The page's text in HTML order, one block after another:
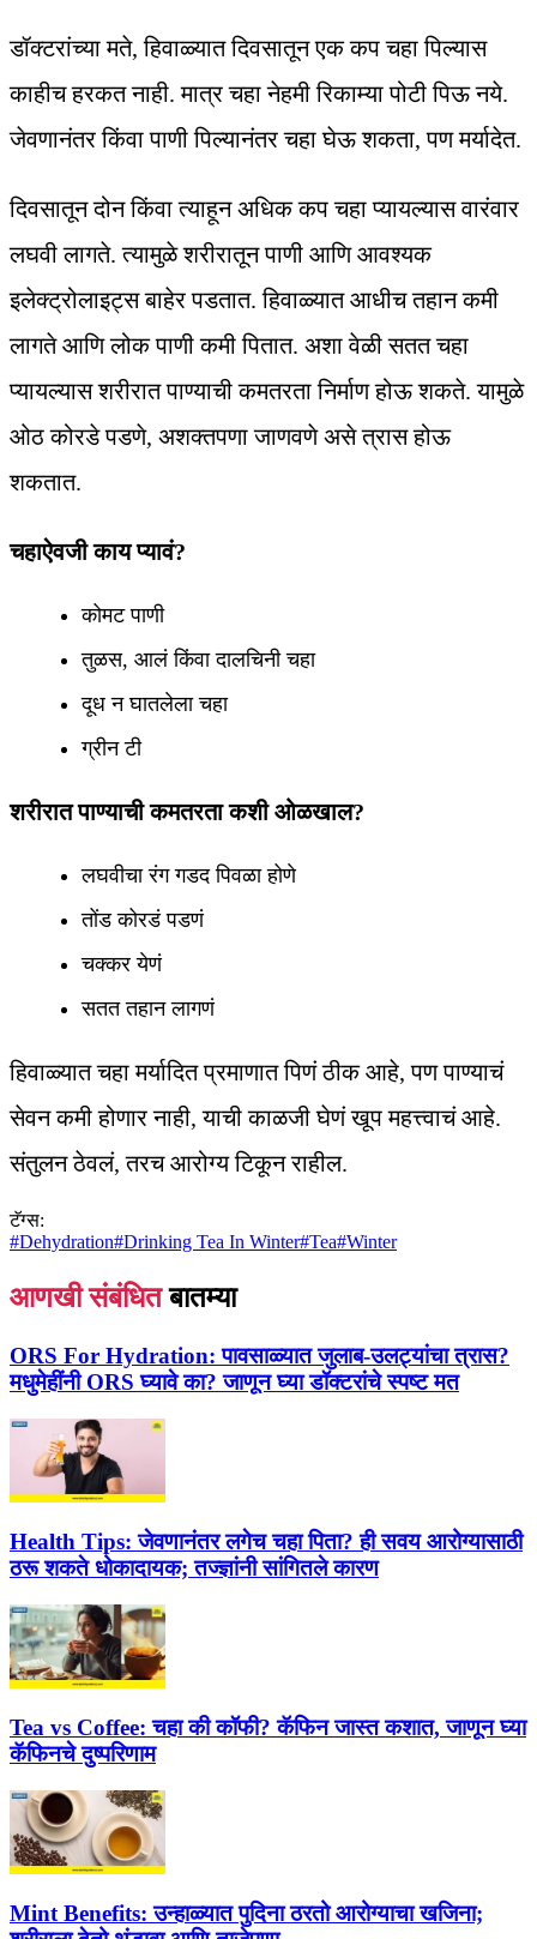
डॉक्टरांच्या मते, हिवाळ्यात दिवसातून एक कप चहा पिल्यास
काहीच हरकत नाही. मात्र चहा नेहमी रिकाम्या पोटी पिऊ नये.
जेवणानंतर किंवा पाणी पिल्यानंतर चहा घेऊ शकता, पण मर्यादेत.
दिवसातून दोन किंवा त्याहून अधिक कप चहा प्यायल्यास वारंवार
लघवी लागते. त्यामुळे शरीरातून पाणी आणि आवश्यक
इलेक्ट्रोलाइट्स बाहेर पडतात. हिवाळ्यात आधीच तहान कमी
लागते आणि लोक पाणी कमी पितात. अशा वेळी सतत चहा
प्यायल्यास शरीरात पाण्याची कमतरता निर्माण होऊ शकते. यामुळे
ओठ कोरडे पडणे, अशक्तपणा जाणवणे असे त्रास होऊ
शकतात.
चहाऐवजी काय प्यावं?
कोमट पाणी
तुळस, आलं किंवा दालचिनी चहा
दूध न घातलेला चहा
ग्रीन टी
शरीरात पाण्याची कमतरता कशी ओळखाल?
लघवीचा रंग गडद पिवळा होणे
तोंड कोरडं पडणं
चक्कर येणं
सतत तहान लागणं
हिवाळ्यात चहा मर्यादित प्रमाणात पिणं ठीक आहे, पण पाण्याचं
सेवन कमी होणार नाही, याची काळजी घेणं खूप महत्त्वाचं आहे.
संतुलन ठेवलं, तरच आरोग्य टिकून राहील.
टॅग्स:
#Dehydration#Drinking Tea In Winter#Tea#Winter
आणखी संबंधित बातम्या
ORS For Hydration: पावसाळ्यात जुलाब-उलट्यांचा त्रास?
मधुमेहींनी ORS घ्यावे का? जाणून घ्या डॉक्टरांचे स्पष्ट मत
Health Tips: जेवणानंतर लगेच चहा पिता? ही सवय आरोग्यासाठी
ठरू शकते धोकादायक; तज्ज्ञांनी सांगितले कारण
Tea vs Coffee: चहा की कॉफी? कॅफिन जास्त कशात, जाणून घ्या
कॅफिनचे दुष्परिणाम
Mint Benefits: उन्हाळ्यात पुदिना ठरतो आरोग्याचा खजिना;